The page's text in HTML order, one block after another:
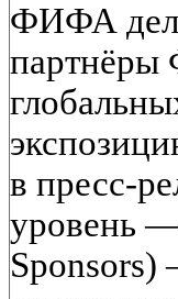
ФИФА
партнёры
в пресс-
уровень
Sponsors)